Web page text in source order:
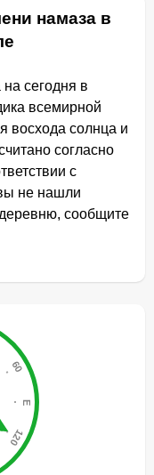
намаза в
сегодня в
всемирной
восхода солнца и
согласно
с
не нашли
сообщите